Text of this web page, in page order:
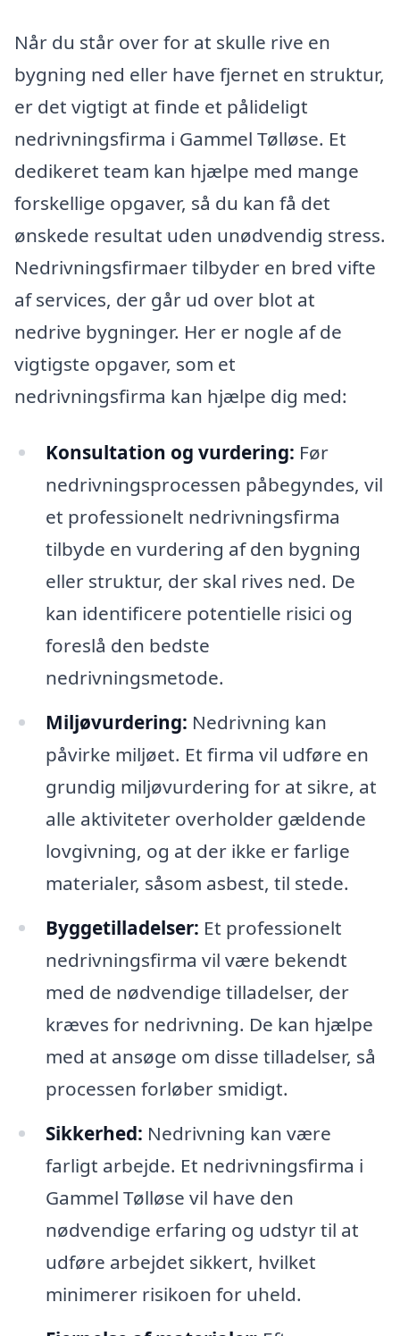
Når du står over for at skulle rive en
bygning ned eller have fjernet en struktur,
er det vigtigt at finde et pålideligt
nedrivningsfirma i Gammel Tølløse. Et
dedikeret team kan hjælpe med mange
forskellige opgaver, så du kan få det
ønskede resultat uden unødvendig stress.
Nedrivningsfirmaer tilbyder en bred vifte
af services, der går ud over blot at
nedrive bygninger. Her er nogle af de
vigtigste opgaver, som et
nedrivningsfirma kan hjælpe dig med:
Konsultation og vurdering: Før
nedrivningsprocessen påbegyndes, vil
et professionelt nedrivningsfirma
tilbyde en vurdering af den bygning
eller struktur, der skal rives ned. De
kan identificere potentielle risici og
foreslå den bedste
nedrivningsmetode.
Miljøvurdering: Nedrivning kan
påvirke miljøet. Et firma vil udføre en
grundig miljøvurdering for at sikre, at
alle aktiviteter overholder gældende
lovgivning, og at der ikke er farlige
materialer, såsom asbest, til stede.
Byggetilladelser: Et professionelt
nedrivningsfirma vil være bekendt
med de nødvendige tilladelser, der
kræves for nedrivning. De kan hjælpe
med at ansøge om disse tilladelser, så
processen forløber smidigt.
Sikkerhed: Nedrivning kan være
farligt arbejde. Et nedrivningsfirma i
Gammel Tølløse vil have den
nødvendige erfaring og udstyr til at
udføre arbejdet sikkert, hvilket
minimerer risikoen for uheld.